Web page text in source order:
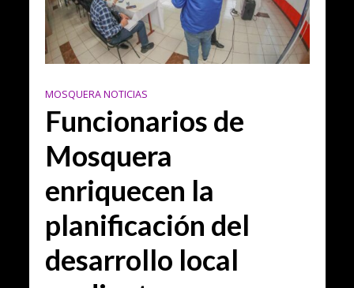
MOSQUERA NOTICIAS
Funcionarios de
Mosquera
enriquecen la
planificación del
desarrollo local